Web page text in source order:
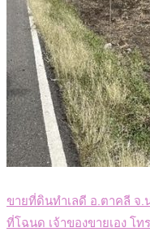
ขายที่ดินทำเลดี อ.ตาคลี จ.
ที่โฉนด เจ้าของขายเอง โ